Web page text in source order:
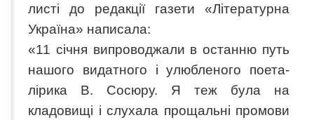
листі до редакції газети «Літературна
Україна» написала:
«11 січня випроводжали в останню путь
нашого видатного і улюбленого поета-
лірика В. Сосюру. Я теж була на
кладовищі і слухала прощальні промови